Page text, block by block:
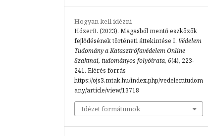
Hogyan kell idézni
HózerB. (2023). Magasból mentő eszközök
fejlődésének történeti áttekintése I. Védelem
Tudomány a Katasztrófavédelem Online
Szakmai, tudományos folyóirata, 6(4), 223-
241. Elérés forrás
https://ojs3.mtak.hu/index.php/vedelemtudom
any/article/view/13718
Idézet formátumok